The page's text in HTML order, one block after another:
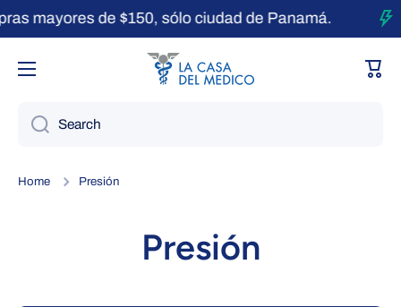
Skip to content
mayores de $150, sólo ciudad de Panamá.
Cart
Search
Home Presión
Presión